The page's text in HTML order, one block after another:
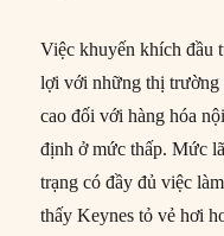
Việc khuyến khích đầu
lợi với những thị trường
cao đối với hàng hóa
định ở mức thấp. Mức
trạng có đầy đủ việc
thấy Keynes tỏ vẻ hơi